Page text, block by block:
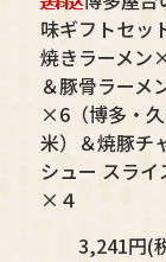
味ギフトセッ
焼きラーメン
＆豚骨ラーメ
×6（博多・
米）＆焼豚チ
シュー スライ
×４
3,241円(